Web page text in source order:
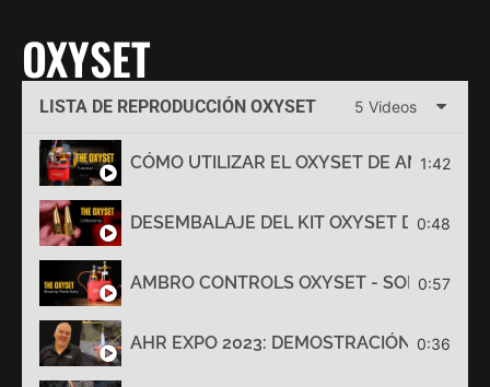
OXYSET
LISTA DE REPRODUCCIÓN OXYSET 5 Videos
CÓMO UTILIZAR EL OXYSET DE AMBRO
1:42
DESEMBALAJE DEL KIT OXYSET DE0:48
AMBRO CONTROLS OXYSET - 0:57
AHR EXPO 2023: DEMOSTRACIÓN DE
0:36